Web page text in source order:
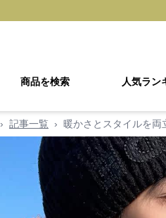
商品を検索 人気ラン
› 記事一覧 › 暖かさとスタイルを両